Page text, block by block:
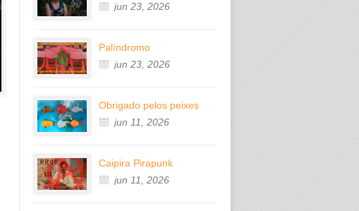
jun 23, 2026
Palíndromo
jun 23, 2026
Obrigado pelos peixes
jun 11, 2026
Caipira Pirapunk
jun 11, 2026